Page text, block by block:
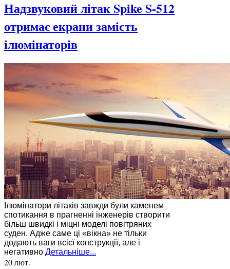
Надзвуковий літак Spike S-512
отримає екрани замість
ілюмінаторів
Ілюмінатори літаків завжди були каменем
спотикання в прагненні інженерів створити
більш швидкі і міцні моделі повітряних
суден. Адже саме ці «вікна» не тільки
додають ваги всієї конструкції, але і
негативно Детальніше...
20 лют.